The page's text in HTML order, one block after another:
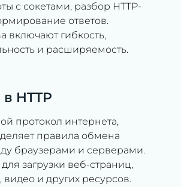
с сокетами, разбор HTTP-
ответов.
включают гибкость,
и расширяемость.
HTTP
протокол интернета,
правила обмена
браузерами и серверами.
загрузки веб-страниц,
и других ресурсов.